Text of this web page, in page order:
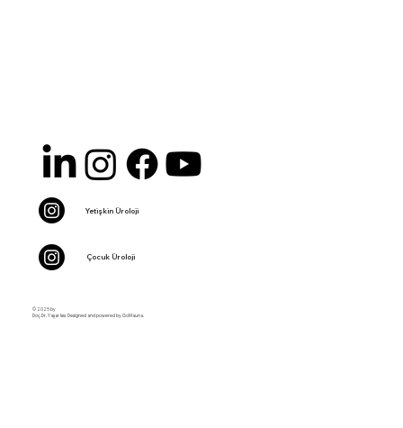
© 2025 by
Doç.Dr. Yaşar Issı. Designed and powered by GoMauna.
Yetişkin Üroloji
Çocuk Üroloji